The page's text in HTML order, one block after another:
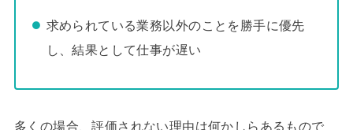
求められている業務以外のことを勝手に優先
し、結果として仕事が遅い
多くの場合、評価されない理由は何かしらあるもので